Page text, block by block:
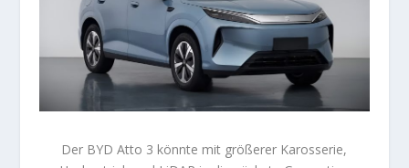
Der BYD Atto 3 könnte mit größerer Karosserie,